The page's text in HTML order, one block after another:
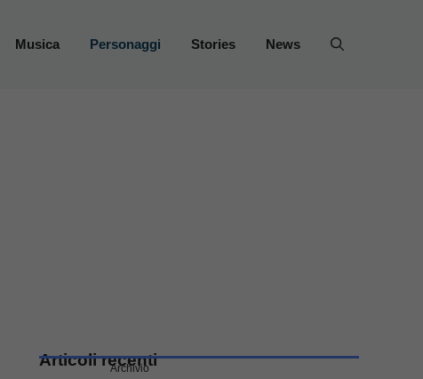
Musica Personaggi Stories News
Articoli recenti
Archivio